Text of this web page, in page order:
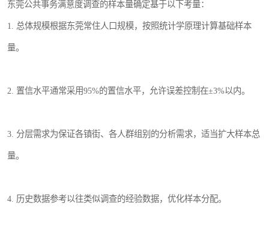
东莞公共事务满意度调查的样本量确定基于以下考量：
1. 总体规模根据东莞常住人口规模，按照统计学原理计算基础样本
量。
2. 置信水平通常采用95%的置信水平，允许误差控制在±3%以内。
3. 分层需求为保证各镇街、各人群组别的分析需求，适当扩大样本总
量。
4. 历史数据参考以往类似调查的经验数据，优化样本分配。